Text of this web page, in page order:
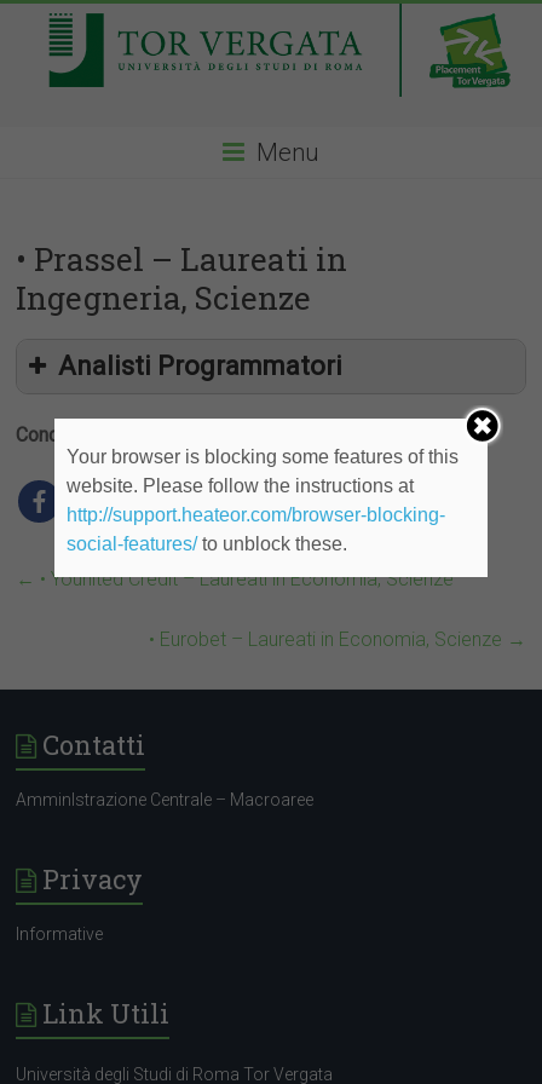
Menu
• Prassel – Laureati in
Ingegneria, Scienze
Analisti Programmatori
Condividi
← • Younited Credit – Laureati in Economia, Scienze
• Eurobet – Laureati in Economia, Scienze →
Contatti
AmminIstrazione Centrale – Macroaree
Privacy
Informative
Link Utili
Università degli Studi di Roma Tor Vergata
Your browser is blocking some features of this
website. Please follow the instructions at
http://support.heateor.com/browser-blocking-
social-features/to unblock these.